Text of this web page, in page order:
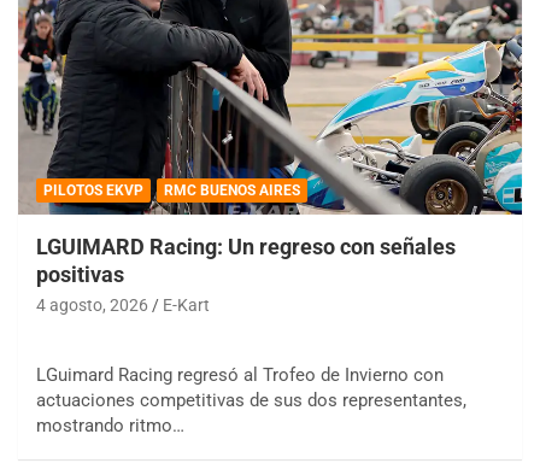
PILOTOS EKVP RMC BUENOS AIRES
LGUIMARD Racing: Un regreso con señales
positivas
4 agosto, 2026 E-Kart
LGuimard Racing regresó al Trofeo de Invierno con
actuaciones competitivas de sus dos representantes,
mostrando ritmo…